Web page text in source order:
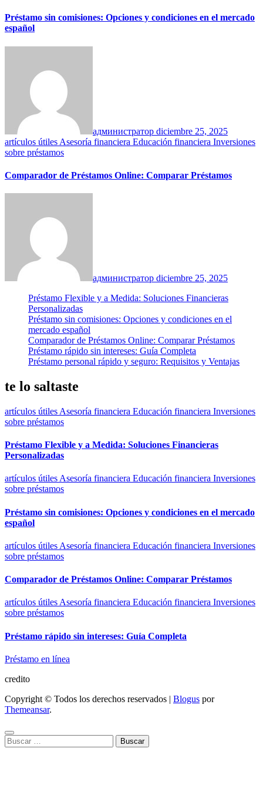
Préstamo sin comisiones: Opciones y condiciones en el mercado
español
администратор diciembre 25, 2025
artículos útiles Asesoría financiera Educación financiera Inversiones
sobre préstamos
Comparador de Préstamos Online: Comparar Préstamos
администратор diciembre 25, 2025
Préstamo Flexible y a Medida: Soluciones Financieras
Personalizadas
Préstamo sin comisiones: Opciones y condiciones en el
mercado español
Comparador de Préstamos Online: Comparar Préstamos
Préstamo rápido sin intereses: Guía Completa
Préstamo personal rápido y seguro: Requisitos y Ventajas
te lo saltaste
artículos útiles Asesoría financiera Educación financiera Inversiones
sobre préstamos
Préstamo Flexible y a Medida: Soluciones Financieras
Personalizadas
artículos útiles Asesoría financiera Educación financiera Inversiones
sobre préstamos
Préstamo sin comisiones: Opciones y condiciones en el mercado
español
artículos útiles Asesoría financiera Educación financiera Inversiones
sobre préstamos
Comparador de Préstamos Online: Comparar Préstamos
artículos útilesAsesoría financiera Educación financiera Inversiones
sobre préstamos
Préstamo rápido sin intereses: Guía Completa
Préstamo en línea
credito
Copyright © Todos los derechos reservados | Blogus por
Themeansar.
Buscar: